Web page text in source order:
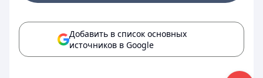
Добавить в список основных
источников в Google